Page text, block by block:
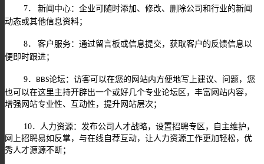
7．
新闻中心：企业可随时添加、修改、删除公司和行业的新闻
动态或其他信息资料；
8．
客户服务：通过留言板或信息提交，获取客户的反馈信息以
便即时跟进；
9． BBS论坛：访客可以在您的网站内方便地写上建议、问题，您
也可以在这里主持开辟出一个或好几个专业论坛区，丰富网站内容，
增强网站专业性、互动性，提升网站层次；
10．人力资源：发布公司人才战略，设置招聘专区，自主维护，
网上招聘易如反掌，与在线自荐互动，让人力资源工作更加轻松，优
秀人才源源不断；